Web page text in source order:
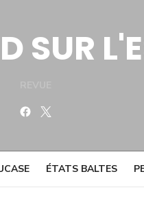
SUR
Facebook
ÉTATS BALTES